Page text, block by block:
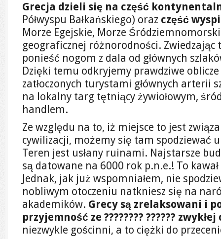
Grecja dzieli się na część
Półwyspu Bałkańskiego) oraz część
Morze Egejskie, Morze
geograficznej różnorodności.
ponieść nogom z dala od głównych
Dzięki temu odkryjemy prawdziwe
zatłoczonych turystami głównych arterii
na lokalny targ tętniący żywiołowym,
handlem.
Ze względu na to, iż miejsce to jest
cywilizacji, możemy się tam spodziewać
Teren jest usłany ruinami. Najstarsze
są datowane na 6000 rok p.n.e.! To
Jednak, jak już wspomniałem, nie
nobliwym otoczeniu natkniesz się na
akademików. Grecy są zrelaksowani i
przyjemność ze ???????? ??????
niezwykle gościnni, a to ciężki do